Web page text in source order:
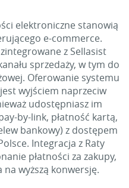
elektroniczne stanowią
e-commerce.
z Sellasist
sprzedaży, w tym do
Oferowanie systemu
wyjściem naprzeciw
udostępniasz im
by-link, płatność kartą,
bankowy) z dostępem
Integracja z Raty
płatności za zakupy,
na wyższą konwersję.